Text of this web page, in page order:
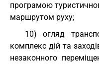
програмою
маршрутом руху;
10) огляд
комплекс дій та
незаконного